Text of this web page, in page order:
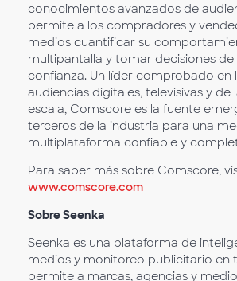
conocimientos avanzados de
permite a los compradores y
medios cuantificar su
multipantalla y tomar decisiones
confianza. Un líder comprobado en
audiencias digitales, televisivas y de
escala, Comscore es la fuente
terceros de la industria para una
multiplataforma confiable y
Para saber más sobre Comscore,
www.comscore.com
Sobre Seenka
Seenka es una plataforma de
medios y monitoreo publicitario en
permite a marcas, agencias y